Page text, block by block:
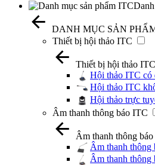
DANH MỤC SẢN
Thiết bị hội thảo ITC
Thiết bị hội thảo ITC
Hội thảo ITC có
Hội thảo ITC
Hội thảo trực
Âm thanh thông báo ITC
Âm thanh thông
Âm thanh thông
Âm thanh